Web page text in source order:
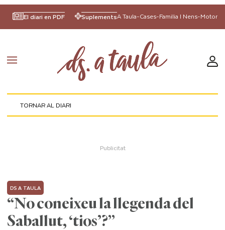
El diari en PDF SuplementsA Taula-Cases-Familia I Nens-Motor
TORNAR AL DIARI
“No coneixeu la llegenda del
Saballut, ‘tios’?”
DS A TAULA